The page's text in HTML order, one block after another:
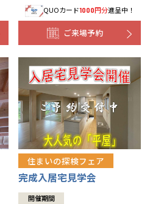
QUOカード1000円分進呈中！
ご来場予約
住まいの探検フェア
完成入居宅見学会
開催期間